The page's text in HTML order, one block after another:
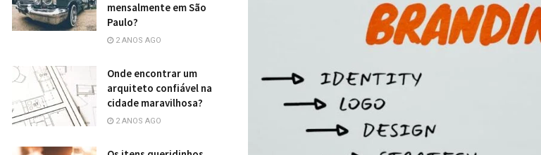
mensalmente em São
Paulo?
2 ANOS AGO
Onde encontrar um
arquiteto confiável na
cidade maravilhosa?
2 ANOS AGO